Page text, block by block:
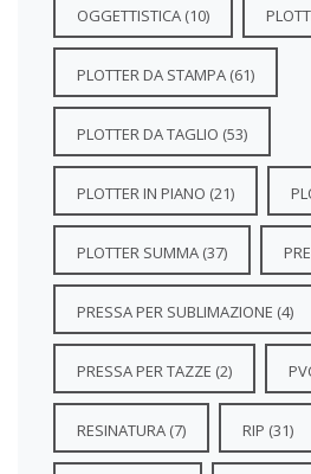
OGGETTISTICA (10)
PLOTTER DA STAMPA (61)
PLOTTER DA TAGLIO (53)
PLOTTER IN PIANO (21)
PLOTTER SUMMA (37)
PRESSA PER SUBLIMAZIONE (4)
PRESSA PER TAZZE (2)
RESINATURA (7) RIP (31)